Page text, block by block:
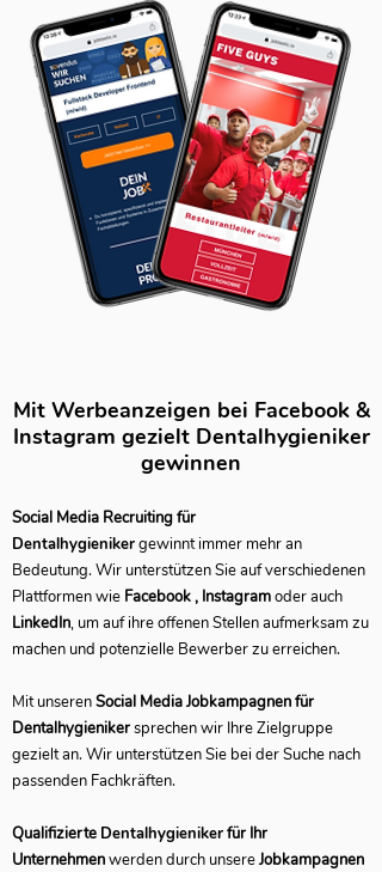
Mit Werbeanzeigen bei Facebook &
Instagram gezielt Dentalhygieniker
gewinnen
Social Media Recruiting für
Dentalhygienikergewinnt immer mehr an
Bedeutung. Wir unterstützen Sie auf verschiedenen
Plattformen wie Facebook , Instagramoder auch
LinkedIn, um auf ihre offenen Stellen aufmerksam zu
machen und potenzielle Bewerber zu erreichen.
Mit unserenSocial Media Jobkampagnen für
Dentalhygienikersprechen wir Ihre Zielgruppe
gezielt an. Wir unterstützen Sie bei der Suche nach
passenden Fachkräften.
Qualifizierte Dentalhygienikerfür Ihr
Unternehmenwerden durch unsereJobkampagnen